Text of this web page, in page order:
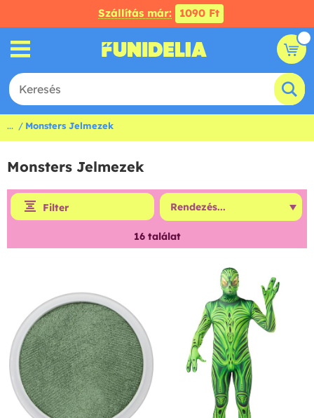
Szállítás már: 1090 Ft
... Monsters Jelmezek
Monsters Jelmezek
Filter
16találat